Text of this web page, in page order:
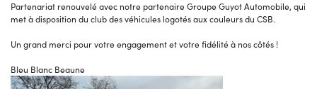
Partenariat renouvelé avec notre partenaire Groupe Guyot Automobile, qui
met à disposition du club des véhicules logotés aux couleurs du CSB.
Un grand merci pour votre engagement et votre fidélité à nos côtés !
Bleu Blanc Beaune